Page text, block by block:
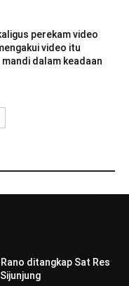
perekam video
video itu
dalam keadaan
ditangkap Sat Res